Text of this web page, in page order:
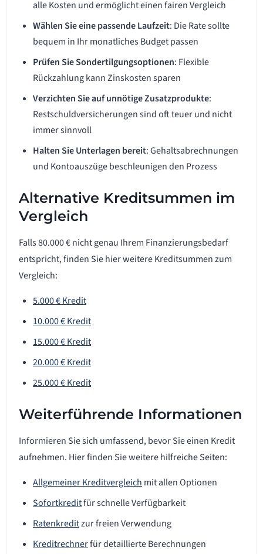
alle Kosten und ermöglicht einen fairen Vergleich
Wählen Sie eine passende Laufzeit: Die Rate sollte
bequem in Ihr monatliches Budget passen
Prüfen Sie Sondertilgungsoptionen: Flexible
Rückzahlung kann Zinskosten sparen
Verzichten Sie auf unnötige Zusatzprodukte:
Restschuldversicherungen sind oft teuer und nicht
immer sinnvoll
Halten Sie Unterlagen bereit: Gehaltsabrechnungen
und Kontoauszüge beschleunigen den Prozess
Alternative Kreditsummen im
Vergleich
Falls 80.000 € nicht genau Ihrem Finanzierungsbedarf
entspricht, finden Sie hier weitere Kreditsummen zum
Vergleich:
5.000 € Kredit
10.000 € Kredit
15.000 € Kredit
20.000 € Kredit
25.000 € Kredit
Weiterführende Informationen
Informieren Sie sich umfassend, bevor Sie einen Kredit
aufnehmen. Hier finden Sie weitere hilfreiche Seiten:
Allgemeiner Kreditvergleich mit allen Optionen
Sofortkreditfür schnelle Verfügbarkeit
Ratenkreditzur freien Verwendung
Kreditrechnerfür detaillierte Berechnungen